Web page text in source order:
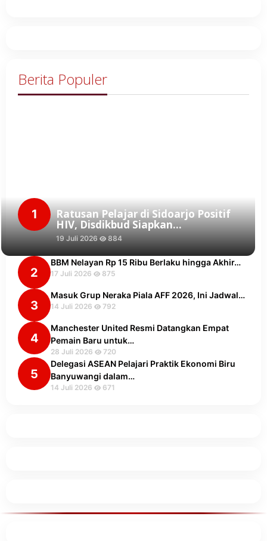
Berita Populer
1 Ratusan Pelajar di Sidoarjo Positif
HIV, Disdikbud Siapkan…
19 Juli 2026 884
2
BBM Nelayan Rp 15 Ribu Berlaku hingga Akhir…
17 Juli 2026 875
3
Masuk Grup Neraka Piala AFF 2026, Ini Jadwal…
14 Juli 2026 792
4
Manchester United Resmi Datangkan Empat
Pemain Baru untuk…
28 Juli 2026 720
5
Delegasi ASEAN Pelajari Praktik Ekonomi Biru
Banyuwangi dalam…
14 Juli 2026 671